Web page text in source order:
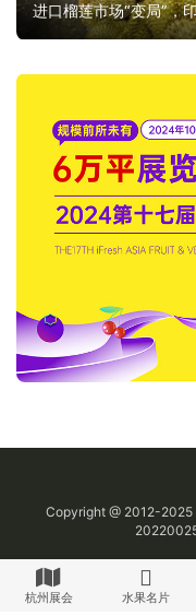
进口榴莲市场“变局”，
Copyright @ 2012-2025
杭州展会 水果名片